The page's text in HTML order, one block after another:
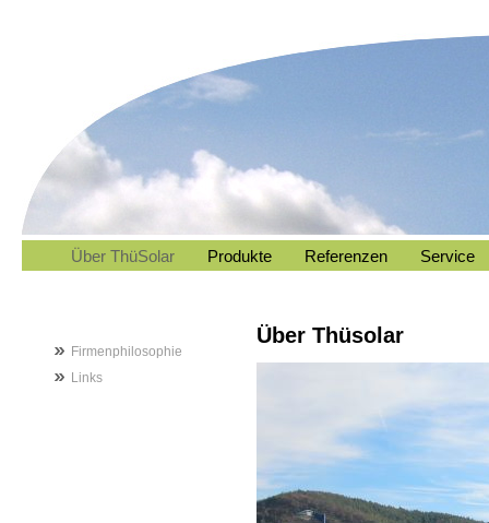
Über Thüsolar
Firmenphilosophie
Links
Über ThüSolar Produkte Referenzen Service